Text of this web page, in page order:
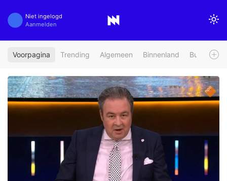
Niet ingelogd
Aanmelden
Voorpagina Trending Algemeen Binnenland Buitenland